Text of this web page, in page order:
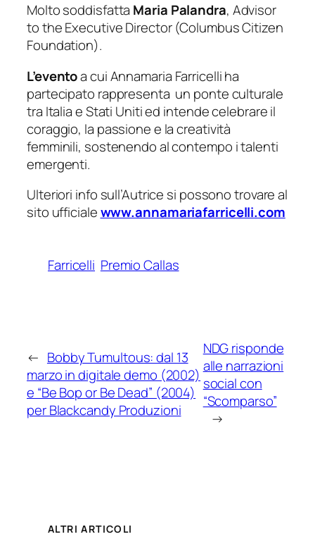
Molto soddisfatta Maria Palandra, Advisor
to the Executive Director (Columbus Citizen
Foundation).
L’eventoa cui Annamaria Farricelli ha
partecipato rappresenta un ponte culturale
tra Italia e Stati Uniti ed intende celebrare il
coraggio, la passione e la creatività
femminili, sostenendo al contempo i talenti
emergenti.
Ulteriori info sull’Autrice si possono trovare al
sito ufficialewww.annamariafarricelli.com
Farricelli Premio Callas
← Bobby Tumultous: dal 13
marzo in digitale demo (2002)
e “Be Bop or Be Dead” (2004)
per Blackcandy Produzioni
NDG risponde
alle narrazioni
social con
“Scomparso”
→
ALTRI ARTICOLI